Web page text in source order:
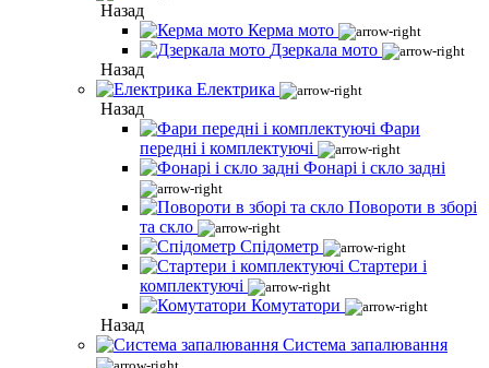
Назад
Керма мото
Дзеркала мото
Назад
Електрика
Назад
Фари
передні і комплектуючі
Фонарі і скло задні
Повороти в зборі
та скло
Спідометр
Стартери і
комплектуючі
Комутатори
Назад
Система запалювання